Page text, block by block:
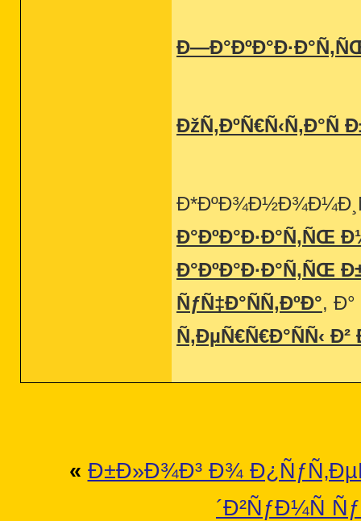
Ð°ÐºÐ°Ð·Ð°Ñ‚ÑŒ
Ð°ÐºÐ°Ð·Ð°Ñ‚ÑŒ
ÑƒÑ‡Ð°ÑÑ‚ÐºÐ°,
Ñ‚ÐµÑ€Ñ€Ð°ÑÑ‹
« Ð±Ð»Ð¾Ð³ Ð¾
´Ð²ÑƒÐ¼Ñ